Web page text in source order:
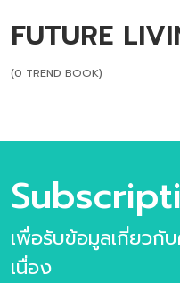
FUTURE
(0 TREND BOOK)
เพื่อรับข้อมูลเกี่ยวกั
เนื่อง